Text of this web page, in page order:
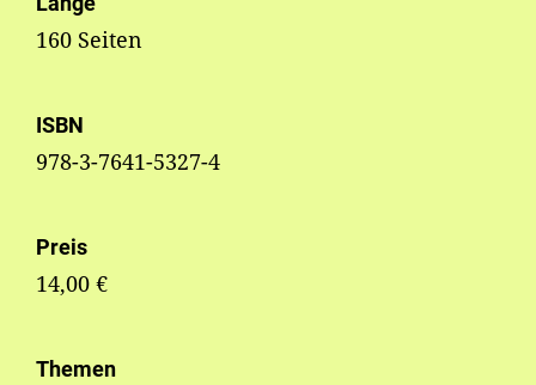
160 Seiten
ISBN
978-3-7641-5327-4
Preis
14,00 €
Themen